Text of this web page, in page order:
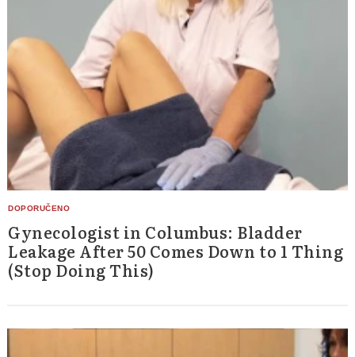
Gynecologist in Columbus: Bladder
Leakage After 50 Comes Down to 1 Thing
(Stop Doing This)